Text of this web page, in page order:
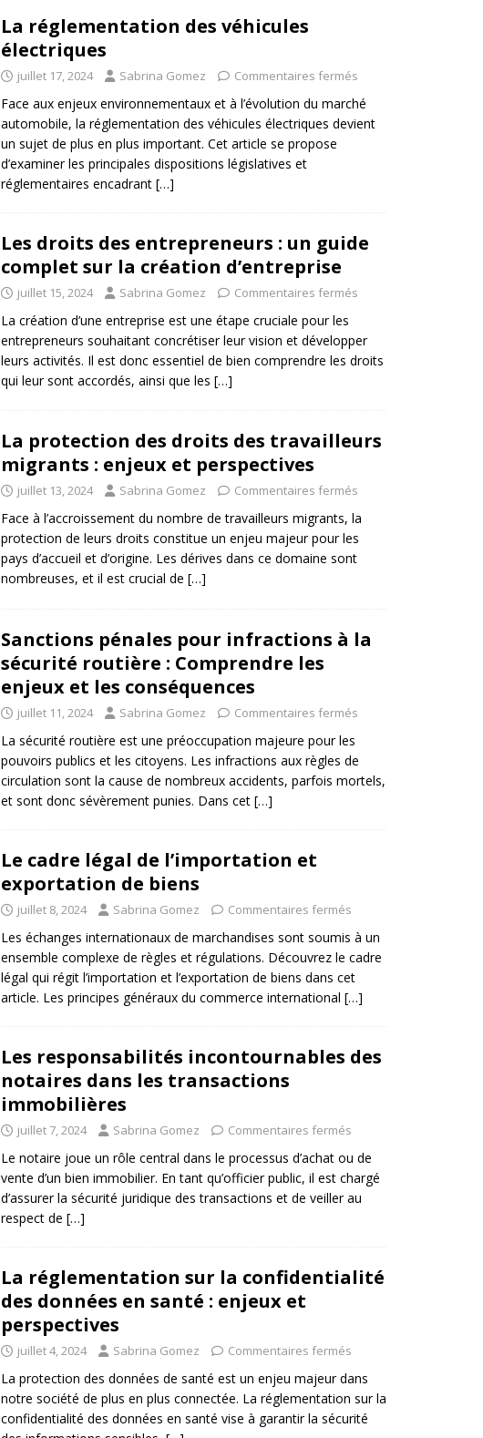
La réglementation des véhicules
électriques
juillet 17, 2024 Sabrina Gomez Commentaires fermés
Face aux enjeux environnementaux et à l’évolution du marché
automobile, la réglementation des véhicules électriques devient
un sujet de plus en plus important. Cet article se propose
d’examiner les principales dispositions législatives et
réglementaires encadrant […]
Les droits des entrepreneurs : un guide
complet sur la création d’entreprise
juillet 15, 2024 Sabrina Gomez Commentaires fermés
La création d’une entreprise est une étape cruciale pour les
entrepreneurs souhaitant concrétiser leur vision et développer
leurs activités. Il est donc essentiel de bien comprendre les droits
qui leur sont accordés, ainsi que les […]
La protection des droits des travailleurs
migrants : enjeux et perspectives
juillet 13, 2024 Sabrina Gomez Commentaires fermés
Face à l’accroissement du nombre de travailleurs migrants, la
protection de leurs droits constitue un enjeu majeur pour les
pays d’accueil et d’origine. Les dérives dans ce domaine sont
nombreuses, et il est crucial de […]
Sanctions pénales pour infractions à la
sécurité routière : Comprendre les
enjeux et les conséquences
juillet 11, 2024 Sabrina Gomez Commentaires fermés
La sécurité routière est une préoccupation majeure pour les
pouvoirs publics et les citoyens. Les infractions aux règles de
circulation sont la cause de nombreux accidents, parfois mortels,
et sont donc sévèrement punies. Dans cet […]
Le cadre légal de l’importation et
exportation de biens
juillet 8, 2024 Sabrina Gomez Commentaires fermés
Les échanges internationaux de marchandises sont soumis à un
ensemble complexe de règles et régulations. Découvrez le cadre
légal qui régit l’importation et l’exportation de biens dans cet
article. Les principes généraux du commerce international […]
Les responsabilités incontournables des
notaires dans les transactions
immobilières
juillet 7, 2024 Sabrina Gomez Commentaires fermés
Le notaire joue un rôle central dans le processus d’achat ou de
vente d’un bien immobilier. En tant qu’officier public, il est chargé
d’assurer la sécurité juridique des transactions et de veiller au
respect de […]
La réglementation sur la confidentialité
des données en santé : enjeux et
perspectives
juillet 4, 2024 Sabrina Gomez Commentaires fermés
La protection des données de santé est un enjeu majeur dans
notre société de plus en plus connectée. La réglementation sur la
confidentialité des données en santé vise à garantir la sécurité